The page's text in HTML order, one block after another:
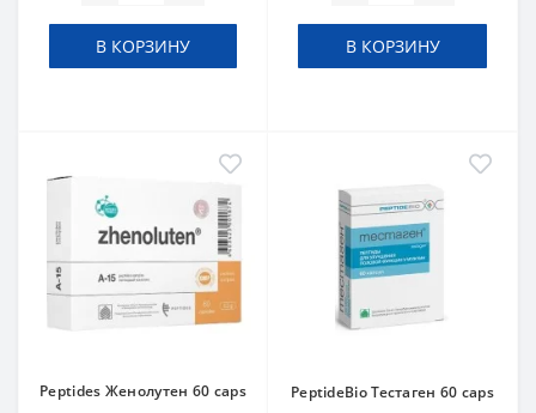
В КОРЗИНУ В КОРЗИНУ
Peptides Женолутен 60 caps PeptideBio Тестаген 60 caps